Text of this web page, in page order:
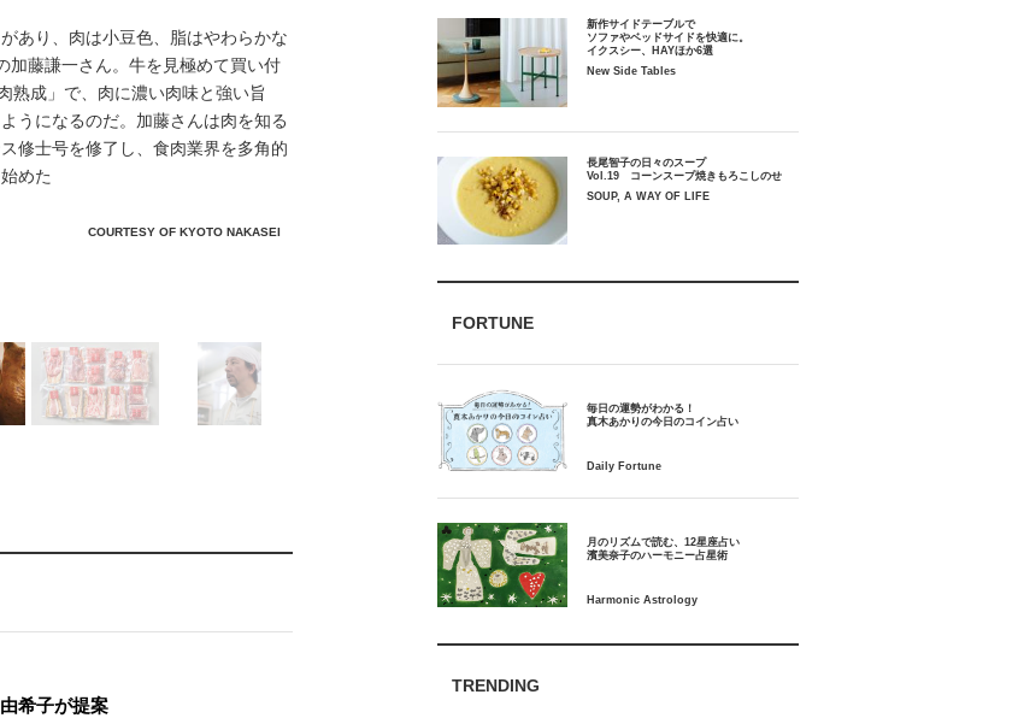
あり、肉は小豆色、脂はやわらかな
加藤謙一さん。牛を見極めて買い付
熟成」で、肉に濃い肉味と強い旨
うになるのだ。加藤さんは肉を知る
修士号を修了し、食肉業界を多角的
めた
COURTESY OF KYOTO NAKASEI
希子が提案
新作サイドテーブルで
ソファやベッドサイドを快適に。
イクスシー、HAYほか6選
New Side Tables
長尾智子の日々のスープ
Vol.19 コーンスープ焼きもろこしのせ
SOUP, A WAY OF LIFE
FORTUNE
毎日の運勢がわかる！
月のリズムで読む、12星座占い
TRENDING